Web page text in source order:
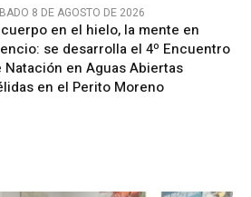
8 DE AGOSTO DE 2026
en el hielo, la mente en
se desarrolla el 4º Encuentro
Natación en Aguas Abiertas
en el Perito Moreno